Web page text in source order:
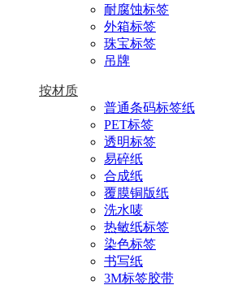
耐腐蚀标签
外箱标签
珠宝标签
吊牌
按材质
普通条码标签纸
PET标签
透明标签
易碎纸
合成纸
覆膜铜版纸
洗水唛
热敏纸标签
染色标签
书写纸
3M标签胶带